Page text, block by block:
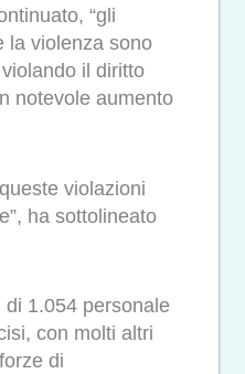
“gli
la violenza sono
il diritto
notevole aumento
violazioni
ha sottolineato
1.054 personale
con molti altri
di